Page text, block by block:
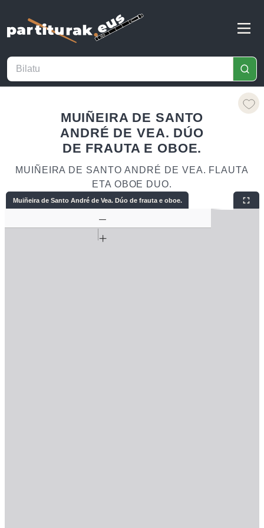
MUIÑEIRA DE SANTO
ANDRÉ DE VEA. DÚO
DE FRAUTA E OBOE.
MUIÑEIRA DE SANTO ANDRÉ DE VEA. FLAUTA
ETA OBOE DUO.
Muiñeira de Santo André de Vea. Dúo de frauta e oboe.